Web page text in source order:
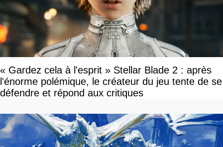
« Gardez cela à l'esprit » Stellar Blade 2 : après
l'énorme polémique, le créateur du jeu tente de se
défendre et répond aux critiques